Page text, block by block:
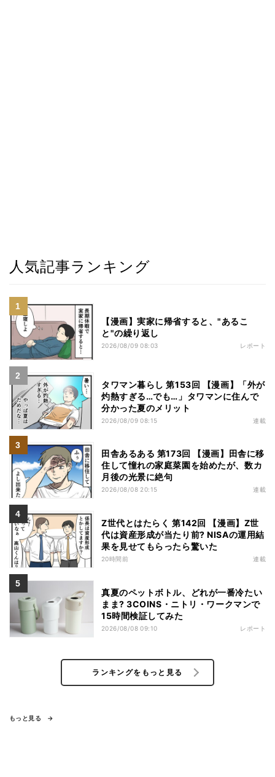
人気記事ランキング
【漫画】実家に帰省すると、"あるこ
と"の繰り返し
2026/08/09 08:03 レポート
タワマン暮らし 第153回 【漫画】「外が
灼熱すぎる…でも…」タワマンに住んで
分かった夏のメリット
2026/08/09 08:15 連載
田舎あるある 第173回 【漫画】田舎に移
住して憧れの家庭菜園を始めたが、数カ
月後の光景に絶句
2026/08/08 20:15 連載
Z世代とはたらく 第142回 【漫画】Z世
代は資産形成が当たり前? NISAの運用結
果を見せてもらったら驚いた
20時間前 連載
真夏のペットボトル、どれが一番冷たい
まま? 3COINS・ニトリ・ワークマンで
15時間検証してみた
2026/08/08 09:10 レポート
ランキングをもっと見る
もっと見る